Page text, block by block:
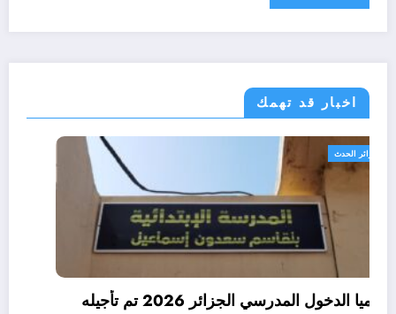
اخبار قد تهمك
الجزائر الحدث
رسميا الدخول المدرسي الجزائر 2026 تم تأجيله